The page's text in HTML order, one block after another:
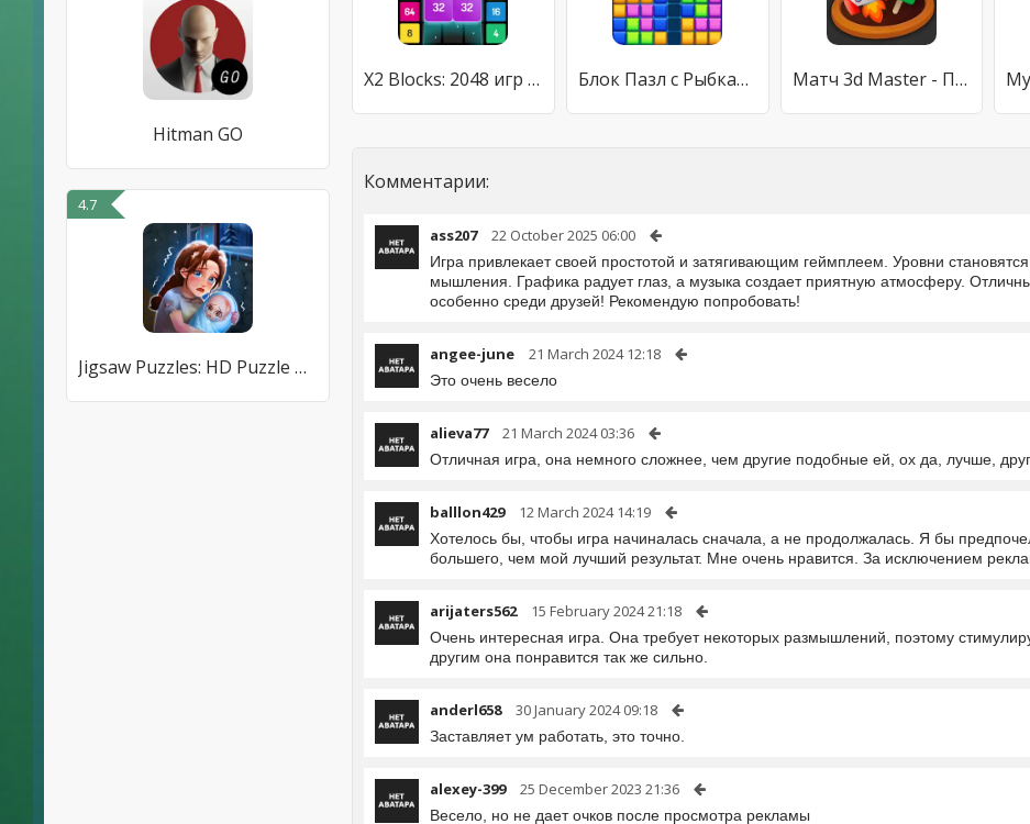
Hitman GO
4.7
Jigsaw Puzzles: HD Puzzle Game
X2 Blocks: 2048 игр слияния Блок Пазл с Рыбками Матч 3d Master - Пазл Пазл
Комментарии:
ass207 22 October 2025 06:00
Игра привлекает своей простотой и затягивающим геймплеем. Уровни
мышления. Графика радует глаз, а музыка создает приятную атмосферу.
особенно среди друзей! Рекомендую попробовать!
angee-june 21 March 2024 12:18
Это очень весело
alieva77 21 March 2024 03:36
Отличная игра, она немного сложнее, чем другие подобные ей, ох да, лучше,
balllon429 12 March 2024 14:19
Хотелось бы, чтобы игра начиналась сначала, а не продолжалась. Я бы
большего, чем мой лучший результат. Мне очень нравится. За исключением
arijaters562 15 February 2024 21:18
Очень интересная игра. Она требует некоторых размышлений, поэтому
другим она понравится так же сильно.
anderl658 30 January 2024 09:18
Заставляет ум работать, это точно.
alexey-399 25 December 2023 21:36
Весело, но не дает очков после просмотра рекламы